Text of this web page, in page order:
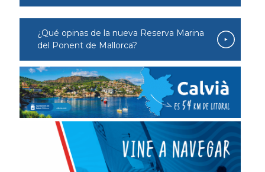
¿Qué opinas de la nueva Reserva Marina
del Ponent de Mallorca?